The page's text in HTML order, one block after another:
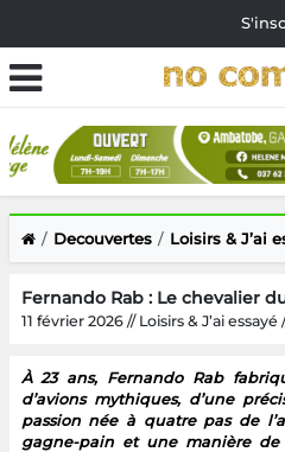
Decouvertes Loisirs & J’ai
Fernando Rab : Le chevalier
11 février 2026 // Loisirs & J’ai essayé
À 23 ans, Fernando Rab
d’avions mythiques, d’une
passion née à quatre pas de
gagne-pain et une manière